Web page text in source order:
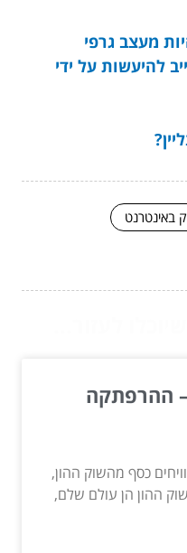
מעצב גרפי
להיעשות על ידי
באינטרנט
ההרפתקה
כסף מהשוק ההון,
ההון הן עולם שלם,